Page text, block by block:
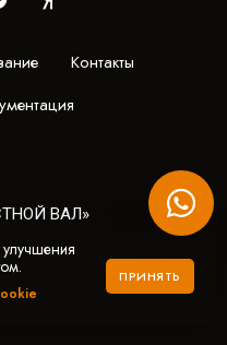
Контакты
ВАЛ»
ПРИНЯТЬ